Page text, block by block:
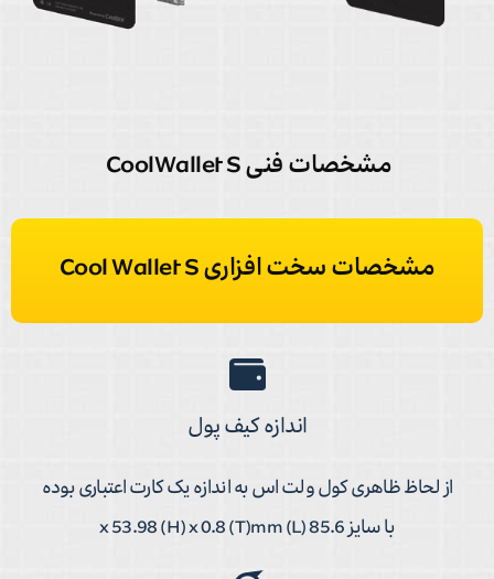
مشخصات فنی CoolWallet S
مشخصات سخت افزاری Cool Wallet S
اندازه کیف پول
از لحاظ ظاهری کول ولت اس به اندازه یک کارت اعتباری بوده
با سایز 85.6 (L) x 53.98 (H) x 0.8 (T)mm